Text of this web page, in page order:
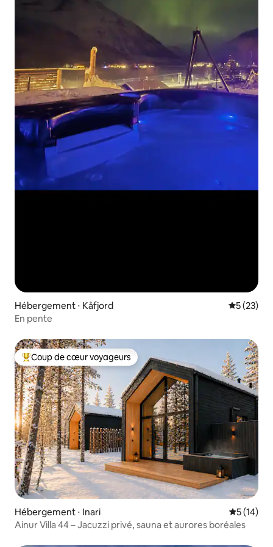
Hébergement ⋅ Kåfjord
5 (23)
En pente
Coups de cœur voyageurs les plus appréciés
Coup de cœur voyageurs
Hébergement ⋅ Inari
5 (14)
Ainur Villa 44 – Jacuzzi privé, sauna et aurores boréales